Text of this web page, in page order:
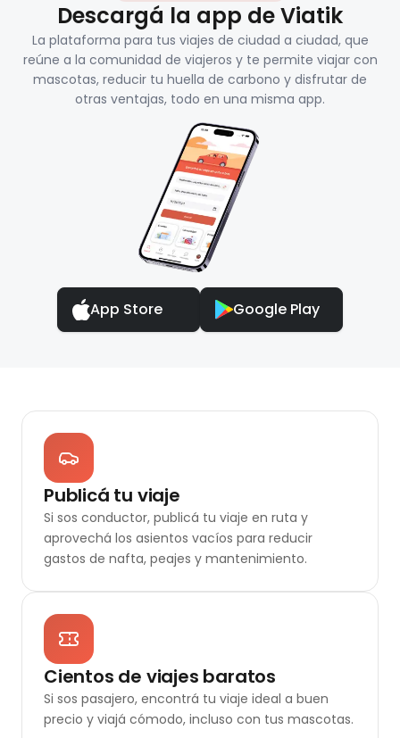
Descargá la app de Viatik
La plataforma para tus viajes de ciudad a ciudad, que
reúne a la comunidad de viajeros y te permite viajar con
mascotas, reducir tu huella de carbono y disfrutar de
otras ventajas, todo en una misma app.
App Store Google Play
Publicá tu viaje
Si sos conductor, publicá tu viaje en ruta y
aprovechá los asientos vacíos para reducir
gastos de nafta, peajes y mantenimiento.
Cientos de viajes baratos
Si sos pasajero, encontrá tu viaje ideal a buen
precio y viajá cómodo, incluso con tus mascotas.